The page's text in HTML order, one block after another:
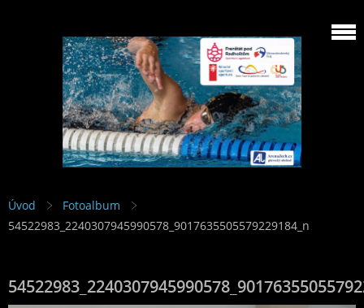
Úvod
Fotoalbum
54522983_2240307945990578_9017635505579229184_n